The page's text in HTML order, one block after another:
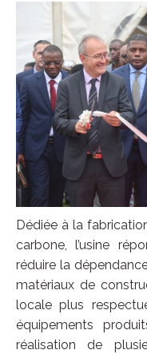
Dédiée à la
carbone, l’usine
réduire la
matériaux de
locale plus
équipements
réalisation de